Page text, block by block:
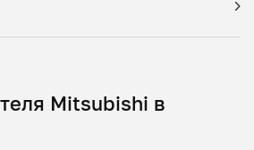
Mitsubishi в